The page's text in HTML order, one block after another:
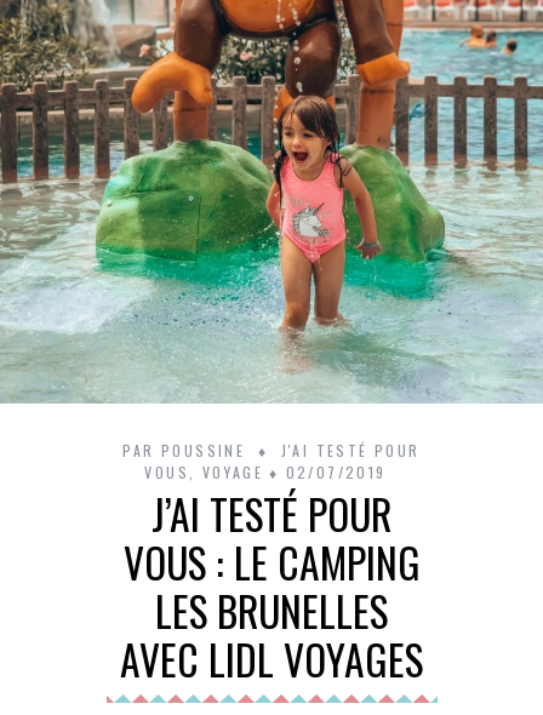
PAR POUSSINE
J'AI TESTÉ POUR
VOUS
VOYAGE 02/07/2019
J’AI TESTÉ POUR
VOUS : LE CAMPING
LES BRUNELLES
AVEC LIDL VOYAGES